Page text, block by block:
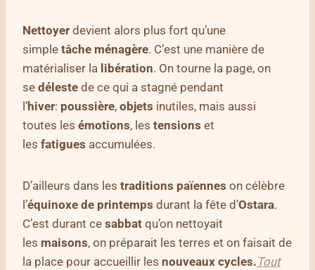
Nettoyer devient alors plus fort qu’une
simple tâche ménagère. C’est une manière de
matérialiser la libération. On tourne la page, on
se déleste de ce qui a stagné pendant
l’hiver: poussière, objets inutiles, mais aussi
toutes les émotions, les tensions et
les fatigues accumulées.
D’ailleurs dans les traditions païennes on célèbre
l’équinoxe de printemps durant la fête d’Ostara.
C’est durant ce sabbat qu’on nettoyait
les maisons, on préparait les terres et on faisait de
la place pour accueillir les nouveaux cycles. Tout